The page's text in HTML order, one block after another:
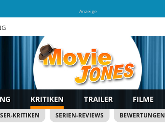
Anzeige
KRITIKEN TRAILER FILME
KRITIKEN SERIEN-REVIEWS BEWERTUNGEN